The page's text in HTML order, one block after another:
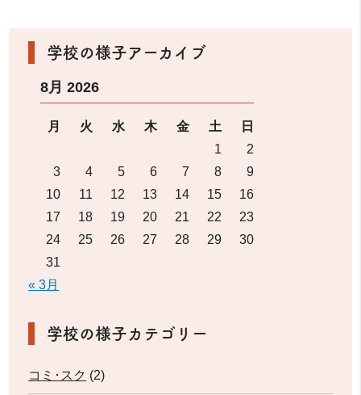
学校の様子アーカイブ
8月 2026
月 火 水 木 金 土
日
1
2
3
4 5 6 7 8
9
10
11 12 13 14 15
16
17
18 19 20 21 22
23
24
25 26 27 28 29
30
31
« 3月
学校の様子カテゴリー
コミ･スク (2)